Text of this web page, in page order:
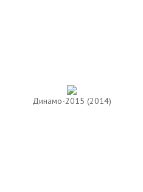
Динамо-2015 (2014)